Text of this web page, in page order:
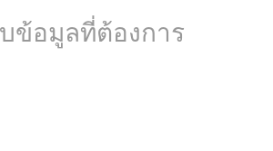
ข้อมูลที่ต้องการ